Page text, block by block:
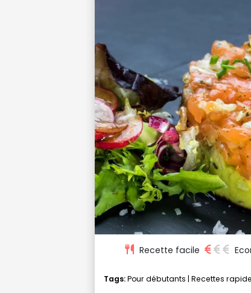
Recette facile
Tags:Pour débutants | Recettes